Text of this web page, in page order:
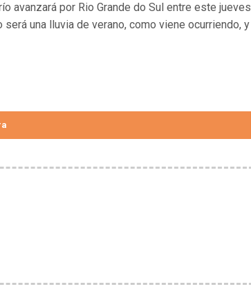
avanzará por Rio Grande do Sul entre este jueves
una lluvia de verano, como viene ocurriendo, y